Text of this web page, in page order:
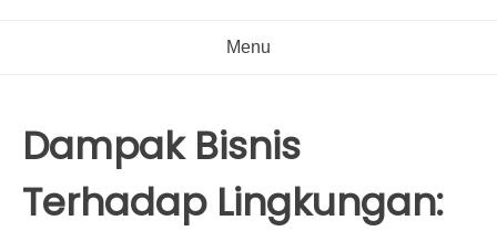
Menu
Dampak Bisnis
Terhadap Lingkungan: